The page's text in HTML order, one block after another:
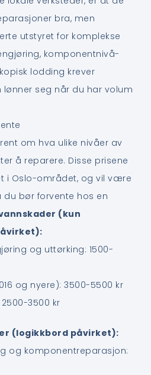
bra, men
utstyret for komplekse
komponentnivå-
lodding krever
lønner seg når du har volum
om hva ulike nivåer av
å reparere. Disse prisene
i Oslo-området, og vil være
du bør forvente hos en
(kun
og uttørking: 1500-
og nyere): 3500-5500 kr
3500 kr
(logikkbord påvirket):
og komponentreparasjon: